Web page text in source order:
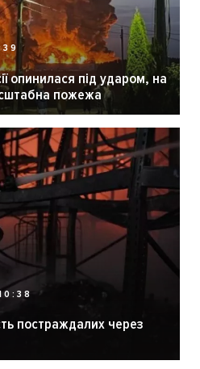
опинилася під ударом, на
пожежа
постраждалих через